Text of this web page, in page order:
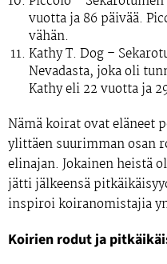
vuotta ja 86 päivää.
vähän.
Kathy T. Dog –
Nevadasta, joka oli
Kathy eli 22 vuotta ja
Nämä koirat ovat eläneet
ylittäen suurimman osan
elinajan. Jokainen heistä
jätti jälkeensä
inspiroi koiranomistajia
Koirien rodut ja